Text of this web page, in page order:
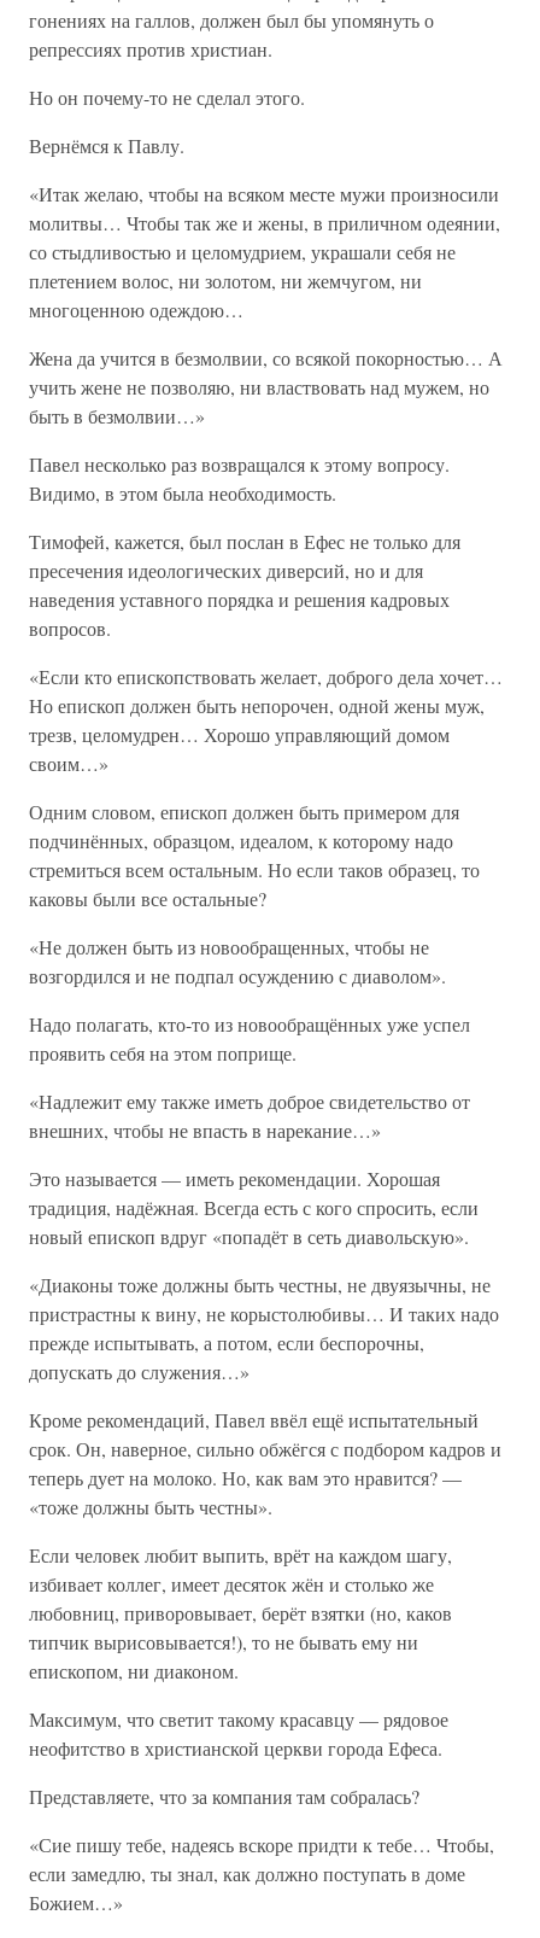
гонениях на галлов, должен был бы упомянуть о
репрессиях против христиан.
Но он почему-то не сделал этого.
Вернёмся к Павлу.
«Итак желаю, чтобы на всяком месте мужи произносили
молитвы… Чтобы так же и жены, в приличном одеянии,
со стыдливостью и целомудрием, украшали себя не
плетением волос, ни золотом, ни жемчугом, ни
многоценною одеждою…
Жена да учится в безмолвии, со всякой покорностью… А
учить жене не позволяю, ни властвовать над мужем, но
быть в безмолвии…»
Павел несколько раз возвращался к этому вопросу.
Видимо, в этом была необходимость.
Тимофей, кажется, был послан в Ефес не только для
пресечения идеологических диверсий, но и для
наведения уставного порядка и решения кадровых
вопросов.
«Если кто епископствовать желает, доброго дела хочет…
Но епископ должен быть непорочен, одной жены муж,
трезв, целомудрен… Хорошо управляющий домом
своим…»
Одним словом, епископ должен быть примером для
подчинённых, образцом, идеалом, к которому надо
стремиться всем остальным. Но если таков образец, то
каковы были все остальные?
«Не должен быть из новообращенных, чтобы не
возгордился и не подпал осуждению с диаволом».
Надо полагать, кто-то из новообращённых уже успел
проявить себя на этом поприще.
«Надлежит ему также иметь доброе свидетельство от
внешних, чтобы не впасть в нарекание…»
Это называется — иметь рекомендации. Хорошая
традиция, надёжная. Всегда есть с кого спросить, если
новый епископ вдруг «попадёт в сеть диавольскую».
«Диаконы тоже должны быть честны, не двуязычны, не
пристрастны к вину, не корыстолюбивы… И таких надо
прежде испытывать, а потом, если беспорочны,
допускать до служения…»
Кроме рекомендаций, Павел ввёл ещё испытательный
срок. Он, наверное, сильно обжёгся с подбором кадров и
теперь дует на молоко. Но, как вам это нравится? —
«тоже должны быть честны».
Если человек любит выпить, врёт на каждом шагу,
избивает коллег, имеет десяток жён и столько же
любовниц, приворовывает, берёт взятки (но, каков
типчик вырисовывается!), то не бывать ему ни
епископом, ни диаконом.
Максимум, что светит такому красавцу — рядовое
неофитство в христианской церкви города Ефеса.
Представляете, что за компания там собралась?
«Сие пишу тебе, надеясь вскоре придти к тебе… Чтобы,
если замедлю, ты знал, как должно поступать в доме
Божием…»